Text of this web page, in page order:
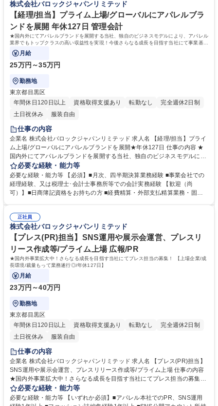
募集職種 【経理/リーダー】プライム上場/グローバルにブランド展開★年
休127日・裁量◎
を加速。国内外で広いマーケットに対してブランド価値を提供し続けてい
ます。上場企業であるため、高い専門性も求められる環境で、キャリアア
ップも叶う◎ 学歴・資格 学歴：大学院 大学 高専 短大 専修学校 高校 語学
力： 資格：
株式会社バロックジャパンリミテッド
【経理/担当】プライム上場/グローバルにアパレルブラ
ンドを展開 年休127日 管理会計
★国内外にてアパレルブランドを展開する当社、独自のビジネスモデルにより、アパレル
業界でもトップクラスの高い収益性を実現！今後さらなる成長を目指す当社にて事業基盤
を支える経理ポジションの募集です◎
月給
25万円～35万円
勤務地
東京都目黒区
年間休日120日以上
資格取得支援あり 転勤なし
完全週休2日制
土日祝休み
服装自由
仕事の内容
企業名 株式会社バロックジャパンリミテッド 求人名 【経理/担当】プライ
ム上場/グローバルにアパレルブランドを展開★年休127日 仕事の内容 ★
国内外にてアパレルブランドを展開する当社、独自のビジネスモデルによ
り、アパレル業界でもトップクラスの高い収益性を実現！今後さらなる成
長を目指す当社にて事業基盤を支える経理ポジションの募集です◎ 【業
務】ご経験・ご志向に応じてお任せします。 ■月次、四半期及び年次決算
業務 ■売上債権管理・支払債務管理、その他付随業務全般 ■その他経験・
職種 【経理/担当】プライム上場/グローバルにアパレルブランドを展開★
年休127日
必要な経験・能力等
必要な経験・能力等 【必須】■月次、四半期決算業務経験 ■事業会社での
経理経験、又は税理士･会計士事務所等での会計実務経験 【歓迎（尚
可）】■日商簿記資格をお持ちの方 ■経費精算・外部支払精算業務・固定
【魅力】早期から中国などに進出し、グローバル展開を加速。国内外で広
いマーケットに対してブランド価値を提供し続けています。上場企業であ
るため、高い専門性も求められる環境で、キャリアアップも叶う◎ 学歴・
資格 学歴：大学院 大学 高専 短大 専修学校 高校 語学力： 資格：
正社員
株式会社バロックジャパンリミテッド
【プレス(PR)担当】SNS運用や展示会運営、プレスリ
リース作成等/プライム上場 広報/PR
★国内外事業拡大中！さらなる成長を目指す当社にてプレス担当の募集！ 【上場企業/成
長環境/裁量もって業務遂行◎/年休127日】
月給
23万円～40万円
勤務地
東京都目黒区
年間休日120日以上
資格取得支援あり 転勤なし
完全週休2日制
土日祝休み
服装自由
仕事の内容
企業名 株式会社バロックジャパンリミテッド 求人名 【プレス(PR)担当】
SNS運用や展示会運営、プレスリリース作成等/プライム上場 仕事の内容
★国内外事業拡大中！さらなる成長を目指す当社にてプレス担当の募集！
【上場企業/成長環境/裁量もって業務遂行◎/年休127日】 【業務】■撮影
進行管理、ディレクション ■公式SNS運用・管理（Instagram、TikTok、X
必要な経験・能力等
必要な経験・能力等 【いずれか必須】■アパレル本社でのPR、SNS運用